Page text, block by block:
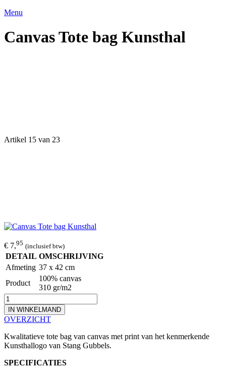
Menu
Canvas Tote bag Kunsthal
Artikel 15 van 23
€ 7,95 (inclusief btw)
DETAIL OMSCHRIJVING
Afmeting 37 x 42 cm
Product
100% canvas
310 gr/m2
IN WINKELMAND
OVERZICHT
Kwalitatieve tote bag van canvas met print van het kenmerkende
Kunsthallogo van Stang Gubbels.
SPECIFICATIES